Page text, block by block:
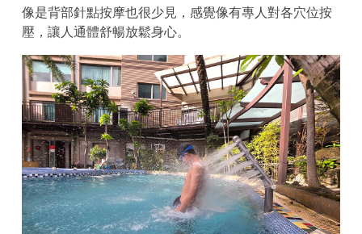
像是背部針點按摩也很少見，感覺像有專人對各穴位按
壓，讓人通體舒暢放鬆身心。